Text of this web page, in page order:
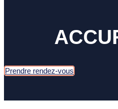
Prendre rendez-vous